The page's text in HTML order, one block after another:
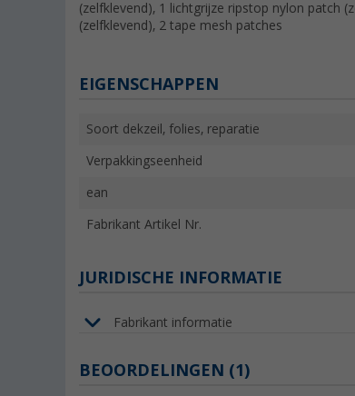
(zelfklevend), 1 lichtgrijze ripstop nylon patch
(zelfklevend), 2 tape mesh patches
EIGENSCHAPPEN
Soort dekzeil, folies, reparatie
Verpakkingseenheid
ean
Fabrikant Artikel Nr.
JURIDISCHE INFORMATIE
Fabrikant informatie
BEOORDELINGEN (1)